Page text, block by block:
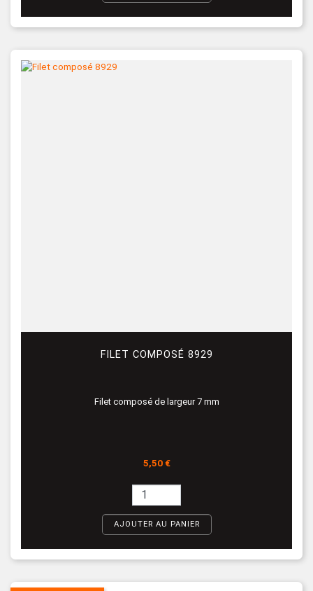
FILET COMPOSÉ 8929
Filet composé de largeur 7 mm
Prix
5,50 €
AJOUTER AU PANIER